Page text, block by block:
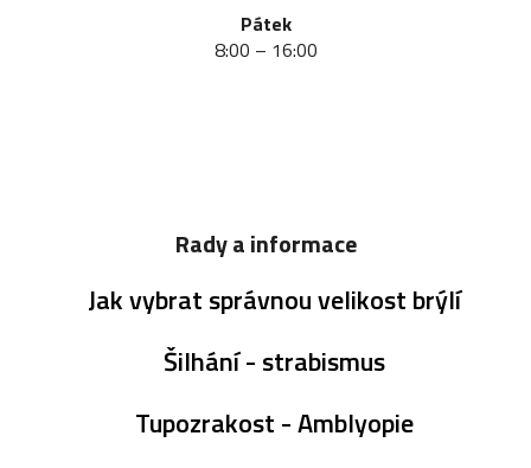
Pátek
8:00 – 16:00
Rady a informace
Jak vybrat správnou velikost brýlí
Šilhání - strabismus
Tupozrakost - Amblyopie